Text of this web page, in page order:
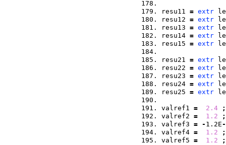
resu11 = extr
resu12 = extr
resu13 = extr
resu14 = extr
resu15 = extr
resu21 = extr
resu22 = extr
resu23 = extr
resu24 = extr
resu25 = extr
valref1 = 2.4
;
valref2 = 1.2
;
valref3 = - 1.2E-
valref4 = 1.2
;
valref5 = 1.2 ;